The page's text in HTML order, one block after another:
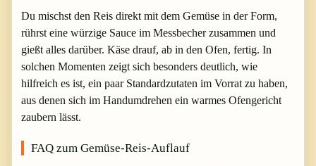
Du mischst den Reis direkt mit dem Gemüse in der Form,
rührst eine würzige Sauce im Messbecher zusammen und
gießt alles darüber. Käse drauf, ab in den Ofen, fertig. In
solchen Momenten zeigt sich besonders deutlich, wie
hilfreich es ist, ein paar Standardzutaten im Vorrat zu haben,
aus denen sich im Handumdrehen ein warmes Ofengericht
zaubern lässt.
FAQ zum Gemüse-Reis-Auflauf